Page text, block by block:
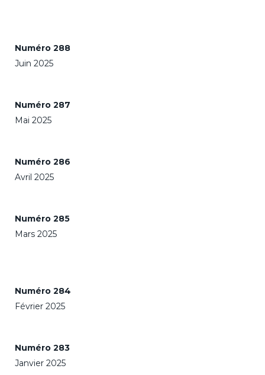
Numéro 288
Juin 2025
Numéro 287
Mai 2025
Numéro 286
Avril 2025
Numéro 285
Mars 2025
Numéro 284
Février 2025
Numéro 283
Janvier 2025